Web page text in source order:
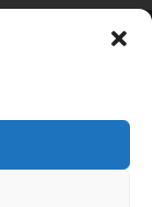
AVO UG |
und einem
Angebot
erhalten